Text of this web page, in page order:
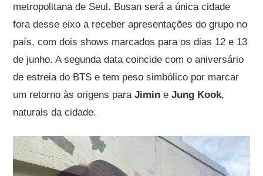
metropolitana de Seul. Busan será a única cidade
fora desse eixo a receber apresentações do grupo no
país, com dois shows marcados para os dias 12 e 13
de junho. A segunda data coincide com o aniversário
de estreia do BTS e tem peso simbólico por marcar
um retorno às origens paraJimin eJung Kook,
naturais da cidade.